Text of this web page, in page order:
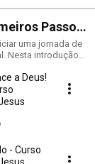
Passos
uma jornada de
para
Palavra de Deus.
você aprenderá
para
melhor a Bíblia
para quem
com
a Deus!
- Curso